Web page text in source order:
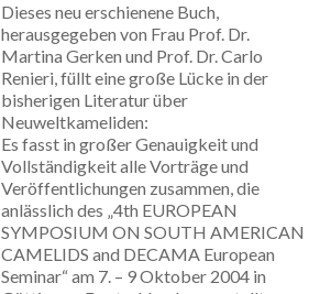
Dieses neu erschienene Buch,
herausgegeben von Frau Prof. Dr.
Martina Gerken und Prof. Dr. Carlo
Renieri, füllt eine große Lücke in der
bisherigen Literatur über
Neuweltkameliden:
Es fasst in großer Genauigkeit und
Vollständigkeit alle Vorträge und
Veröffentlichungen zusammen, die
anlässlich des „4th EUROPEAN
SYMPOSIUM ON SOUTH AMERICAN
CAMELIDS and DECAMA European
Seminar“ am 7. – 9 Oktober 2004 in